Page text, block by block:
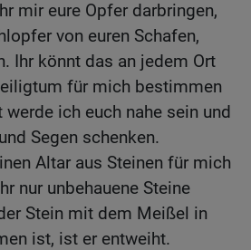
mir eure Opfer darbringen,
von euren Schafen,
Ihr könnt das an jedem Ort
für mich bestimmen
ich euch nahe sein und
Segen schenken.
Altar aus Steinen für mich
nur unbehauene Steine
Stein mit dem Meißel in
ist, ist er entweiht.